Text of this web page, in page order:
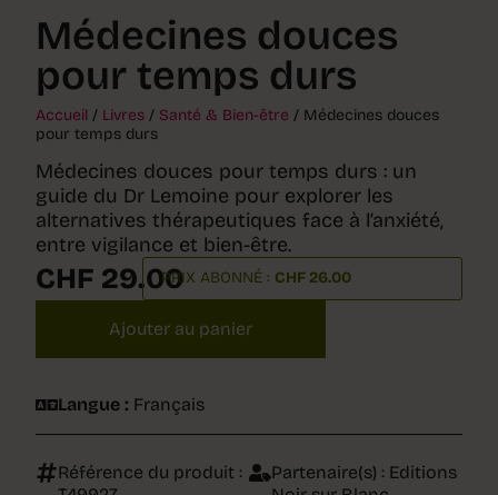
Médecines douces
pour temps durs
Accueil / Livres / Santé & Bien-être / Médecines douces
pour temps durs
Médecines douces pour temps durs : un
guide du Dr Lemoine pour explorer les
alternatives thérapeutiques face à l’anxiété,
entre vigilance et bien-être.
CHF 29.00PRIX ABONNÉ : CHF26.00
Ajouter au panier
Langue : Français
Référence du produit :
Partenaire(s) : Editions